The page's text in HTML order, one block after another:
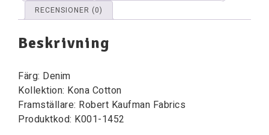
RECENSIONER (0)
Beskrivning
Färg: Denim
Kollektion: Kona Cotton
Framställare: Robert Kaufman Fabrics
Produktkod: K001-1452